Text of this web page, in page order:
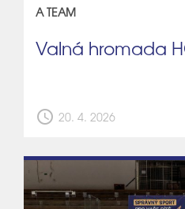
A TEAM
Valná hromada
schedule 20. 4. 2026